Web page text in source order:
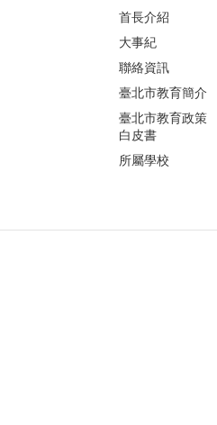
首長介紹
大事紀
聯絡資訊
臺北市教育簡介
臺北市教育政策
白皮書
所屬學校